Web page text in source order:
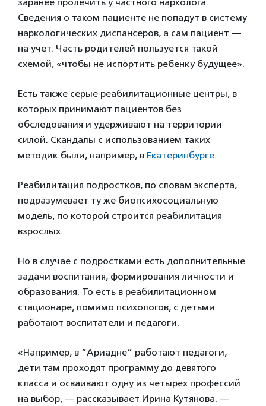
Сведения о таком пациенте не попадут в систему
наркологических диспансеров, а сам пациент —
на учет. Часть родителей пользуется такой
схемой, «чтобы не испортить ребенку будущее».
Есть также серые реабилитационные центры, в
которых принимают пациентов без
обследования и удерживают на территории
силой. Скандалы с использованием таких
методик были, например, в Екатеринбурге.
Реабилитация подростков, по словам эксперта,
подразумевает ту же биопсихосоциальную
модель, по которой строится реабилитация
взрослых.
Но в случае с подростками есть дополнительные
задачи воспитания, формирования личности и
образования. То есть в реабилитационном
стационаре, помимо психологов, с детьми
работают воспитатели и педагоги.
«Например, в ”Ариадне” работают педагоги,
дети там проходят программу до девятого
класса и осваивают одну из четырех профессий
на выбор, — рассказывает Ирина Кутянова. —